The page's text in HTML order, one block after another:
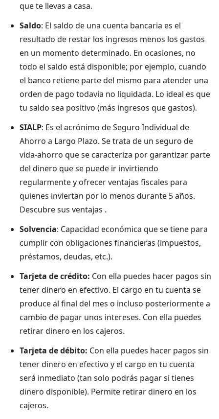
que te llevas a casa.
Saldo: El saldo de una cuenta bancaria es el
resultado de restar los ingresos menos los gastos
en un momento determinado. En ocasiones, no
todo el saldo está disponible; por ejemplo, cuando
el banco retiene parte del mismo para atender una
orden de pago todavía no liquidada. Lo ideal es que
tu saldo sea positivo (más ingresos que gastos).
SIALP: Es el acrónimo de Seguro Individual de
Ahorro a Largo Plazo. Se trata de un seguro de
vida-ahorro que se caracteriza por garantizar parte
del dinero que se puede ir invirtiendo
regularmente y ofrecer ventajas fiscales para
quienes inviertan por lo menos durante 5 años.
Descubre sus ventajas .
Solvencia: Capacidad económica que se tiene para
cumplir con obligaciones financieras (impuestos,
préstamos, deudas, etc.).
Tarjeta de crédito: Con ella puedes hacer pagos sin
tener dinero en efectivo. El cargo en tu cuenta se
produce al final del mes o incluso posteriormente a
cambio de pagar unos intereses. Con ella puedes
retirar dinero en los cajeros.
Tarjeta de débito: Con ella puedes hacer pagos sin
tener dinero en efectivo y el cargo en tu cuenta
será inmediato (tan solo podrás pagar si tienes
dinero disponible). Permite retirar dinero en los
cajeros.